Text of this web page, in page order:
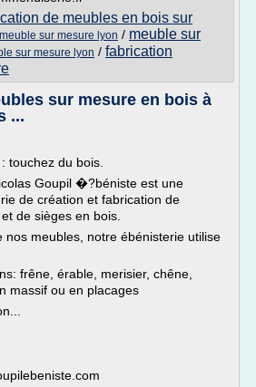
de meubles en bois sur
sur mesure lyon / meuble sur
sur mesure lyon / fabrication
sur mesure en bois à
...
touchez du bois.
Goupil �?béniste est une
de création et fabrication de
de sièges en bois.
nos meubles, notre ébénisterie utilise
frêne, érable, merisier, chêne,
massif ou en placages